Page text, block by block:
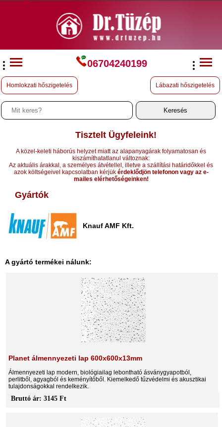
06704240199
Homlokzati hőszigetelés Lábazati hőszigetelés
Tisztelt Ügyfeleink!
A közel-keleti háborús helyzet miatt az alapanyagárak folyamatosan és
kiszámíthatatlanul változnak:
Az aktuális árakkal, a személyes átvétellel, illetve a szállítási határidőkkel és
azok költségeivel kapcsolatban kérjük érdeklődjön telefonon vagy az e-
mailes elérhetőségeinken!
Gyártók
Knauf AMF Kft.
A gyártó termékei nálunk:
Planet álmennyezeti lap 600x600x13mm
Álmennyezeti lap modern, biológiailag lebontható ásványgyapotból,
perlitből, agyagból és keményítőből. Kiemelkedő tűzvédelmi és akusztikai
tulajdonságokkal rendelkezik.
Bruttó ár: 3145 Ft